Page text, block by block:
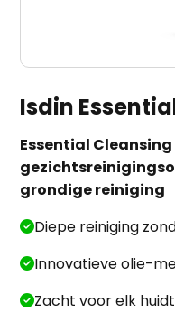
Isdin
Essential
grondige reiniging
Diepe reiniging
Innovatieve olie-
Zacht voor elk